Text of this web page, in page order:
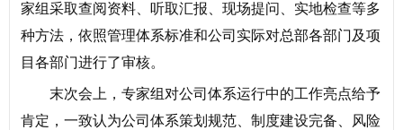
家组采取查阅资料、听取汇报、现场提问、实地检查等多
种方法，依照管理体系标准和公司实际对总部各部门及项
目各部门进行了审核。
末次会上，专家组对公司体系运行中的工作亮点给予
肯定，一致认为公司体系策划规范、制度建设完备、风险